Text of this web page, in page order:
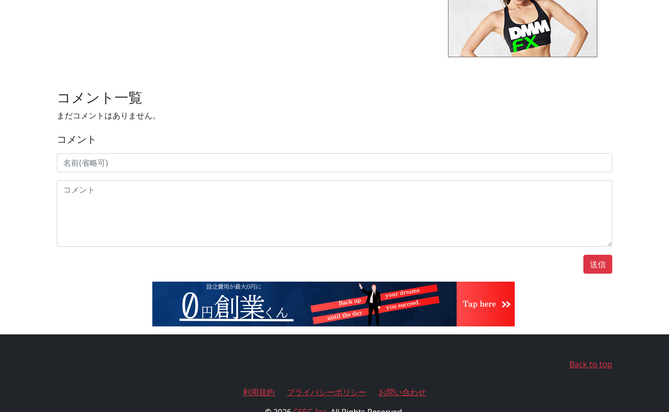
コメント一覧
まだコメントはありません。
コメント
送信
Back to top
利用規約 プライバシーポリシー
お問い合わせ